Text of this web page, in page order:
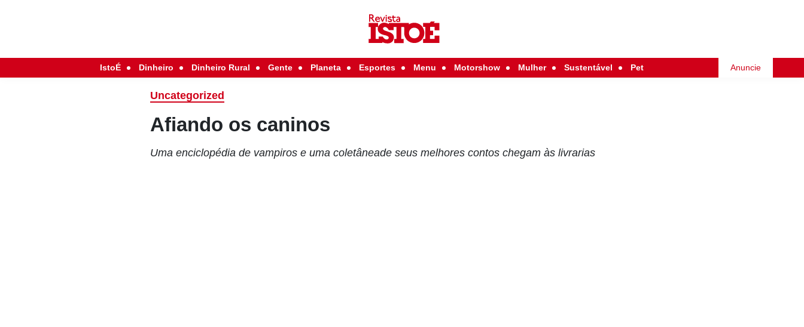
IstoÉ Dinheiro Dinheiro Rural Gente Planeta Esportes Menu Motorshow Mulher Sustentável Pet Anuncie
Uncategorized
Afiando os caninos
Uma enciclopédia de vampiros e uma coletâneade seus melhores contos chegam às livrarias